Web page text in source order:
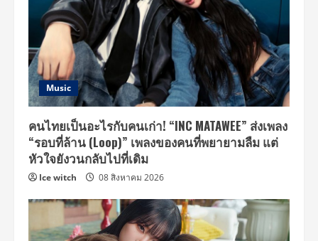
Music
คนไทยเป็นอะไรกับคนเก่า! “INC MATAWEE” ส่งเพลง
“รอบที่ล้าน (Loop)” เพลงของคนที่พยายามลืม แต่
หัวใจยังวนกลับไปที่เดิม
Ice witch 08 สิงหาคม 2026